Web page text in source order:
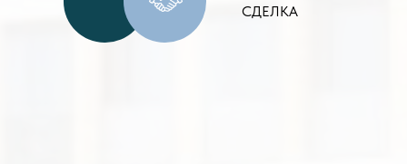
СДЕЛКА